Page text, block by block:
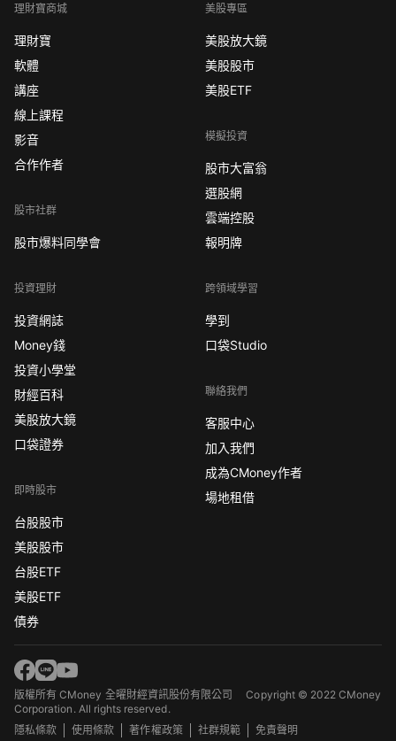
理財寶商城
理財寶
軟體
講座
線上課程
影音
合作作者
股市社群
股市爆料同學會
投資理財
投資網誌
Money錢
投資小學堂
財經百科
美股放大鏡
口袋證券
即時股市
台股股市
美股股市
台股ETF
美股ETF
債券
美股專區
美股放大鏡
美股股市
美股ETF
模擬投資
股市大富翁
選股網
雲端控股
報明牌
跨領域學習
學到
口袋Studio
聯絡我們
客服中心
加入我們
成為CMoney作者
場地租借
版權所有 CMoney 全曜財經資訊股份有限公司Copyright © 2022 CMoney
Corporation. All rights reserved.
隱私條款
使用條款 著作權政策 社群規範 免責聲明